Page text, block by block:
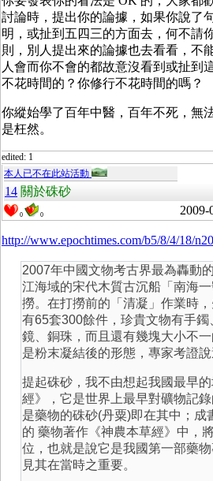
討論時，提出你的論據，如果你說了
明，或扯到五四三的方面去，何不請
則，別人提出來的論據也去看看，不
人會而你不會的都故意沒看到或扯到
不花時間的？你修行不花時間的嗎？
你縱始學了百年中醫，百年不死，無
是枉然。
edited: 1
本人已不在此站活動
14 關於硃砂
0 0 2009-
http://www.epochtimes.com/b5/8/4/18/
2007年中國文物考古界最為轟動
江海域的宋代木質古沉船「南海
撈。在打撈前的「清凝」作業時
有65套300餘件，珍貴文物有手
鏡、銅珠，而且還有幾塊大小不
是粉末凝結後的形態，專家考證說
提起硃砂，我不由想起我國最早
經》，它是世界上最早對礦物記
是藥物的硃砂(丹粟)即在其中；成
的 藥物著作《神農本草經》中，
位，也就是說它是我國第一部藥
見其在當時之重要。